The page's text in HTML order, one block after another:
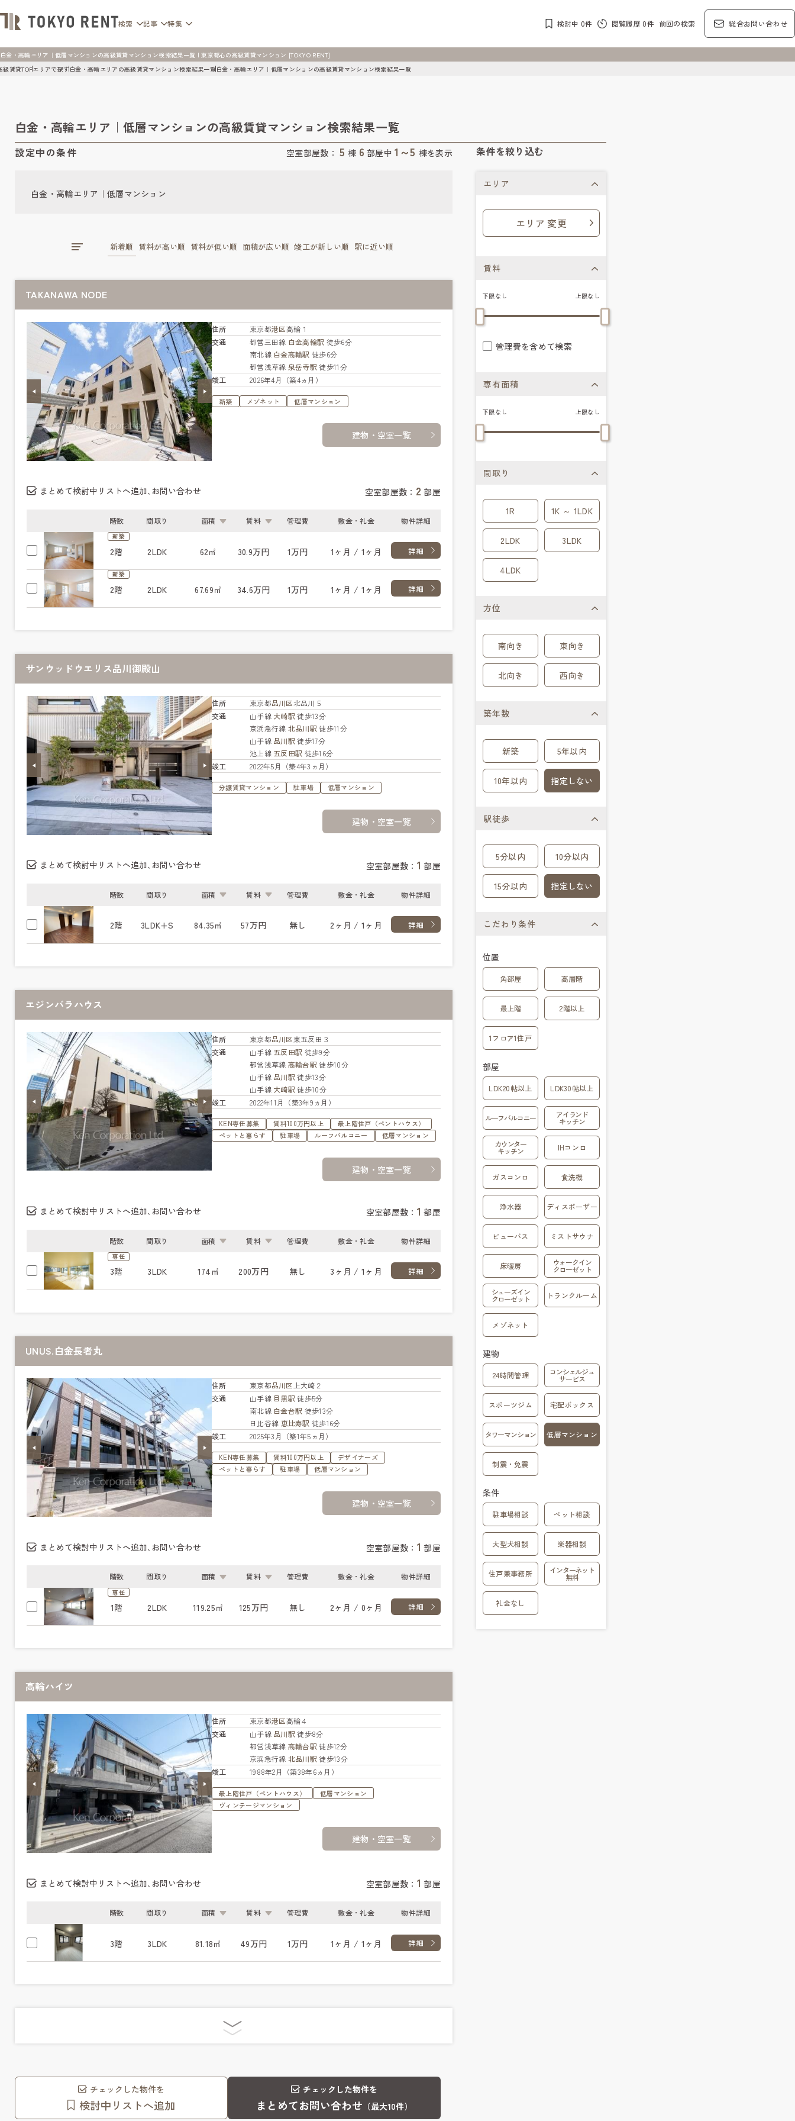
検索 記事 特集 検討中 0件 閲覧履歴 0件 前回の検索 総合お問い合わせ
白金・高輪エリア｜低層マンションの高級賃貸マンション検索結果一覧 | 東京都心の高級賃貸マンション [TOKYO RENT]
級賃貸TOPエリアで探す白金・高輪エリアの高級賃貸マンション検索結果一覧白金・高輪エリア｜低層マンションの高級賃貸マンション検索結果一覧
白金・高輪エリア｜低層マンションの高級賃貸マンション検索結果一覧
設定中の条件 空室部屋数：5 棟 6 部屋中1～5 棟を表示
白金・高輪エリア｜低層マンション
新着順 賃料が高い順 賃料が低い順 面積が広い順 竣工が新しい順 駅に近い順
TAKANAWA NODE
住所 東京都港区高輪１
交通
都営三田線 白金高輪駅 徒歩6分
南北線 白金高輪駅 徒歩6分
都営浅草線 泉岳寺駅 徒歩11分
竣工
2026年4月（築4ヵ月）
新築 メゾネット 低層マンション
建物・空室一覧
まとめて検討中リストへ追加､お問い合わせ 空室部屋数： 2 部屋
階数 間取り 面積 賃料 管理費 敷金・礼金 物件詳細
新築
詳細
2階 2LDK 62㎡ 30.9万円 1万円 1ヶ月 / 1ヶ月
新築
詳細
2階 2LDK 67.69㎡ 34.6万円 1万円 1ヶ月 / 1ヶ月
サンウッドウエリス品川御殿山
住所 東京都品川区北品川５
交通
山手線 大崎駅 徒歩13分
京浜急行線 北品川駅 徒歩11分
山手線 品川駅 徒歩17分
池上線 五反田駅 徒歩16分
竣工
2022年5月（築4年3ヵ月）
分譲賃貸マンション 駐車場 低層マンション
建物・空室一覧
まとめて検討中リストへ追加､お問い合わせ 空室部屋数： 1 部屋
階数 間取り 面積 賃料 管理費 敷金・礼金 物件詳細
詳細
2階 3LDK+S 84.35㎡ 57万円 無し 2ヶ月 / 1ヶ月
エジンバラハウス
住所 東京都品川区東五反田３
交通
山手線 五反田駅 徒歩9分
都営浅草線 高輪台駅 徒歩10分
山手線 品川駅 徒歩13分
山手線 大崎駅 徒歩10分
竣工
2022年11月（築3年9ヵ月）
KEN専任募集 賃料100万円以上
最上階住戸（ペントハウス）
ペットと暮らす
駐車場 ルーフバルコニー 低層マンション
建物・空室一覧
まとめて検討中リストへ追加､お問い合わせ 空室部屋数： 1 部屋
階数 間取り 面積 賃料 管理費 敷金・礼金 物件詳細
専任
詳細
3階 3LDK 174㎡ 200万円 無し 3ヶ月 / 1ヶ月
UNUS.白金長者丸
住所 東京都品川区 上大崎２
交通
山手線 目黒駅 徒歩5分
南北線 白金台駅 徒歩13分
日比谷線 恵比寿駅 徒歩16分
竣工
2025年3月（築1年5ヵ月）
KEN専任募集 賃料100万円以上
デザイナーズ
ペットと暮らす
駐車場 低層マンション
建物・空室一覧
まとめて検討中リストへ追加､お問い合わせ 空室部屋数： 1 部屋
階数 間取り 面積 賃料 管理費 敷金・礼金 物件詳細
専任
詳細
1階 2LDK 119.25㎡ 125万円 無し 2ヶ月 / 0ヶ月
高輪ハイツ
住所 東京都港区高輪４
交通
山手線 品川駅 徒歩8分
都営浅草線 高輪台駅 徒歩12分
京浜急行線 北品川駅 徒歩13分
竣工
1988年2月（築38年6ヵ月）
最上階住戸（ペントハウス）
低層マンション
ヴィンテージマンション
建物・空室一覧
まとめて検討中リストへ追加､お問い合わせ 空室部屋数： 1 部屋
階数 間取り 面積 賃料 管理費 敷金・礼金 物件詳細
詳細
3階 3LDK 81.18㎡ 49万円 1万円 1ヶ月 / 1ヶ月
チェックした物件を
検討中リストへ追加
チェックした物件を
まとめてお問い合わせ （最大10件）
条件を絞り込む
エリア
エリア 変更
賃料
下限なし 上限なし
管理費を含めて検索
専有面積
下限なし 上限なし
間取り
1R 1K ～ 1LDK
2LDK 3LDK
4LDK
方位
南向き 東向き
北向き 西向き
築年数
新築 5年以内
10年以内 指定しない
駅徒歩
5分以内 10分以内
15分以内 指定しない
こだわり条件
位置
角部屋 高層階
最上階 2階以上
1フロア1住戸
部屋
LDK20帖以上 LDK30帖以上
ルーフバルコニー アイランド
キッチン
カウンター
キッチン IHコンロ
ガスコンロ 食洗機
浄水器 ディスポーザー
ビューバス ミストサウナ
床暖房 ウォークイン
クローゼット
シューズイン
クローゼット トランクルーム
メゾネット
建物
24時間管理 コンシェルジュ
サービス
スポーツジム 宅配ボックス
タワーマンション 低層マンション
制震・免震
条件
駐車場相談 ペット相談
大型犬相談 楽器相談
住戸兼事務所 インターネット
無料
礼金なし